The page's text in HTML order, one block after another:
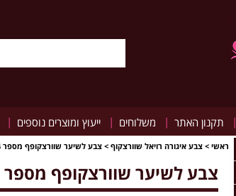
| תקנון האתר | משלוחים | ייעוץ ומוצרים נוספים |
ראשי > צבע איגורה רויאל שוורצקוף > צבע לשיער שוורצקופף מספר 10.4
צבע לשיער שוורצקופף מספר 10.4